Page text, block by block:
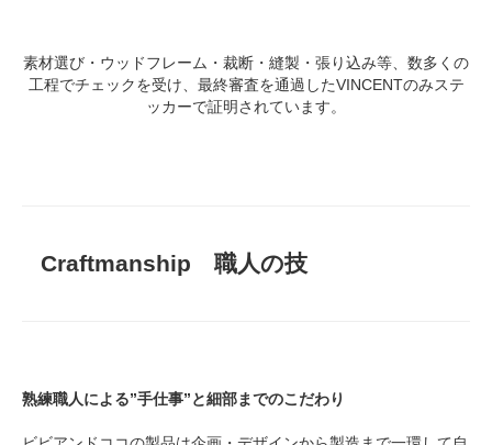
素材選び・ウッドフレーム・裁断・縫製・張り込み等、数多くの
工程でチェックを受け、最終審査を通過したVINCENTのみステ
ッカーで証明されています。
Craftmanship 職人の技
熟練職人による”手仕事”と細部までのこだわり